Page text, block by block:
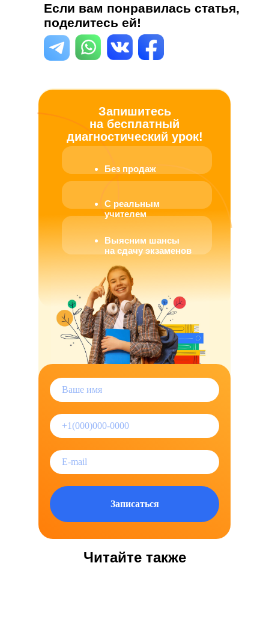
Если вам понравилась статья,
поделитесь ей!
Записаться
Запишитесь
на бесплатный
диагностический урок!
Выясним шансы
на сдачу экзаменов
С реальным
учителем
Без продаж
Читайте также